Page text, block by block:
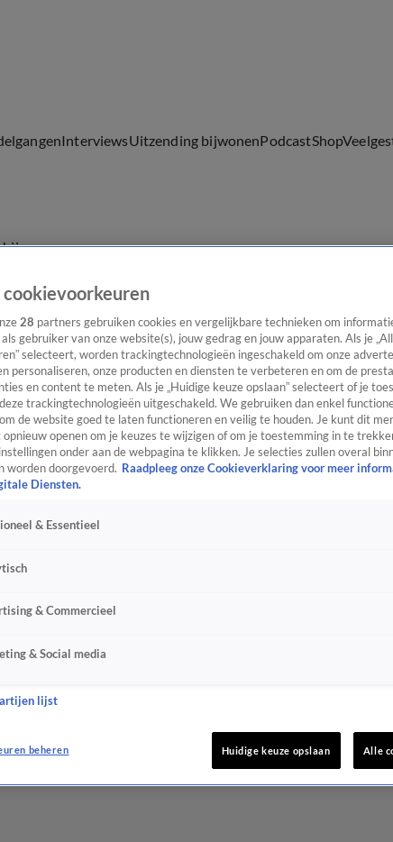
InterviewsUitzending bijwonenPodcastShop
cookievoorkeuren
28 partners gebruiken cookies en vergelijkbare technieken om
gebruiker van onze website(s), jouw gedrag en jouw apparaten. Als je
selecteert, worden trackingtechnologieën ingeschakeld om onze
personaliseren, onze producten en diensten te verbeteren en om de
en content te meten. Als je „Huidige keuze opslaan” selecteert of je
trackingtechnologieën uitgeschakeld. We gebruiken dan enkel
de website goed te laten functioneren en veilig te houden. Je kunt dit
opnieuw openen om je keuzes te wijzigen of om je toestemming in te
onder aan de webpagina te klikken. Je selecties zullen overal
worden doorgevoerd. Raadpleeg onze Cookieverklaring voor meer
Diensten.
& Essentieel
& Commercieel
& Social media
lijst
beheren Huidige keuze opslaan Alle